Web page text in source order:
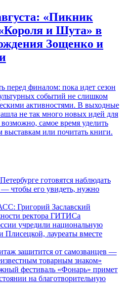
«Пикник
и Шута» в
Зощенко и
перед финалом: пока идет сезон
событий не слишком
активностями. В выходные
не так много новых идей для
самое время уделить
или почитать книги.
готовятся наблюдать
— чтобы его увидеть, нужно
Григорий Заславский
ректора ГИТИСа
учредили национальную
лауреаты вместе
защитится от самозванцев —
товарным знаком»
фестиваль «Фонарь» примет
на благотворительную